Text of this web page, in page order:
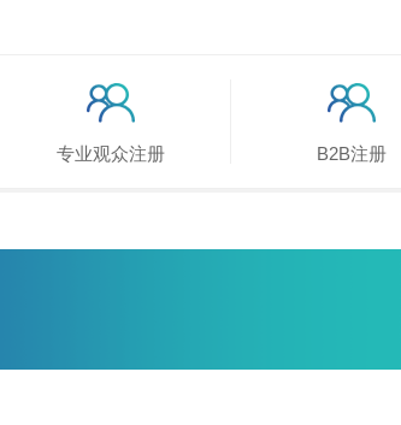
专业观众注册 B2B注册